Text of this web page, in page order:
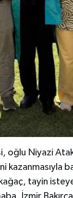
oğlu Niyazi
kazanmasıyla
tayin
İzmir